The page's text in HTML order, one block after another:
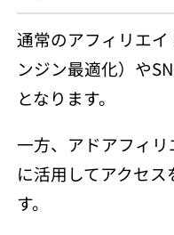
通常のアフィリエイ
ンジン最適化）や
となります。
一方、アドアフィ
に活用してアクセ
す。